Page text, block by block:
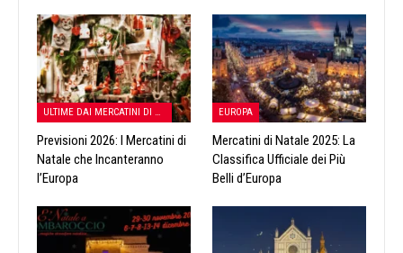
Previsioni 2026: I Mercatini di
Natale che Incanteranno
l’Europa
EUROPA
Mercatini di Natale 2025: La
Classifica Ufficiale dei Più
Belli d’Europa